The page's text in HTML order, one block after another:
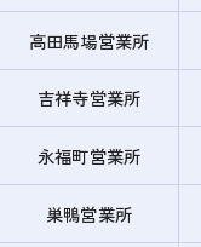
高田馬場営業所
吉祥寺営業所
永福町営業所
巣鴨営業所